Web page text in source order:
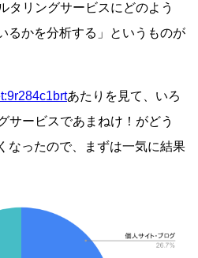
タリングサービスにどのよう
るかを分析する」というものが
あたりを見て、いろ
サービスであまねけ！がどう
なったので、まずは一気に結果